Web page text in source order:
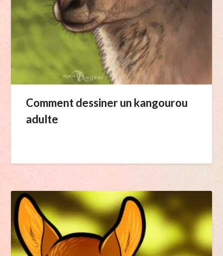
Comment dessiner un kangourou
adulte